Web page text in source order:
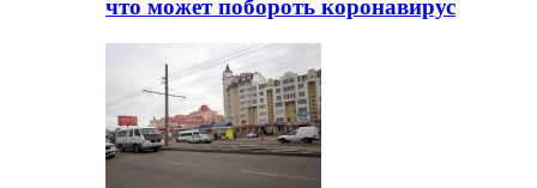
что может побороть коронавирус